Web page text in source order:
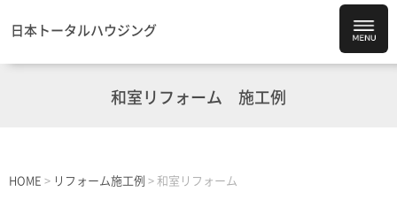
日本トータルハウジング
和室リフォーム 施工例
HOME > リフォーム施工例 > 和室リフォーム